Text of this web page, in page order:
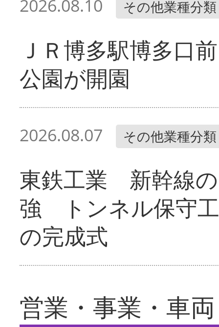
2026.08.10 その他業種分類
ＪＲ博多駅博多口
公園が開園
2026.08.07 その他業種分類
東鉄工業 新幹線
強 トンネル保守
の完成式
営業・事業・車両